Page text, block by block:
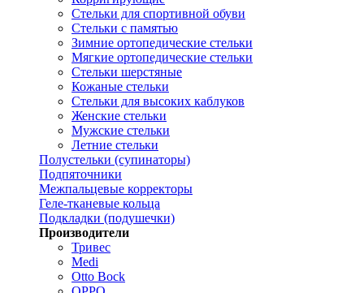
Стельки для спортивной обуви
Стельки с памятью
Зимние ортопедические стельки
Мягкие ортопедические стельки
Стельки шерстяные
Кожаные стельки
Стельки для высоких каблуков
Женские стельки
Мужские стельки
Летние стельки
Полустельки (супинаторы)
Подпяточники
Межпальцевые корректоры
Геле-тканевые кольца
Подкладки (подушечки)
Производители
Тривес
Medi
Otto Bock